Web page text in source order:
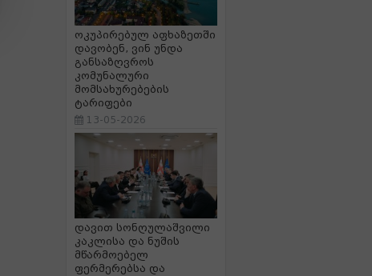
ოკუპირებულ აფხაზეთში
დავობენ, ვინ უნდა
განსაზღვროს
კომუნალური
მომსახურებების
ტარიფები
13-05-2026
დავით სონღულაშვილი
კაკლისა და ნუშის
მწარმოებელ
ფერმერებსა და